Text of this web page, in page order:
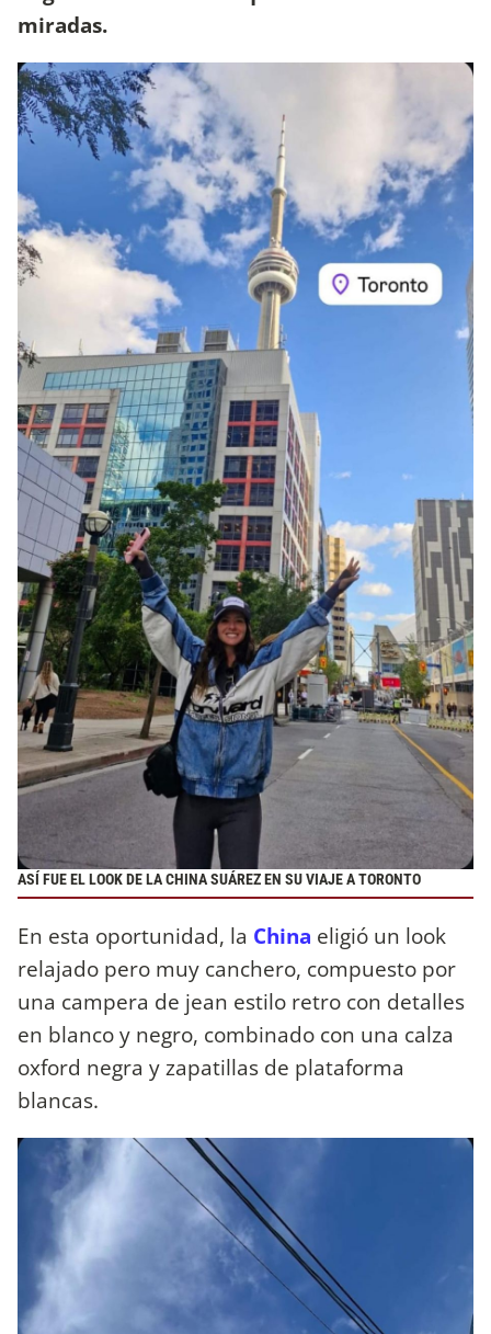
miradas.
ASÍ FUE EL LOOK DE LA CHINA SUÁREZ EN SU VIAJE A TORONTO
En esta oportunidad, la China eligió un look
relajado pero muy canchero, compuesto por
una campera de jean estilo retro con detalles
en blanco y negro, combinado con una calza
oxford negra y zapatillas de plataforma
blancas.